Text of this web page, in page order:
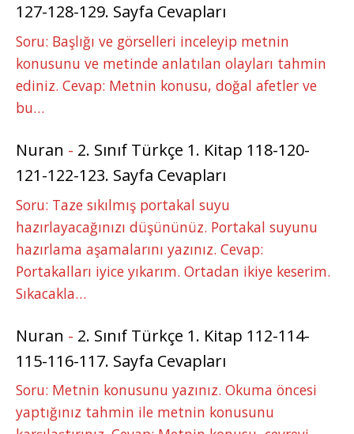
127-128-129. Sayfa Cevapları
Soru: Başlığı ve görselleri inceleyip metnin
konusunu ve metinde anlatılan olayları tahmin
ediniz. Cevap: Metnin konusu, doğal afetler ve
bu…
Nuran - 2. Sınıf Türkçe 1. Kitap 118-120-
121-122-123. Sayfa Cevapları
Soru: Taze sıkılmış portakal suyu
hazırlayacağınızı düşününüz. Portakal suyunu
hazırlama aşamalarını yazınız. Cevap:
Portakalları iyice yıkarım. Ortadan ikiye keserim.
Sıkacakla…
Nuran - 2. Sınıf Türkçe 1. Kitap 112-114-
115-116-117. Sayfa Cevapları
Soru: Metnin konusunu yazınız. Okuma öncesi
yaptığınız tahmin ile metnin konusunu